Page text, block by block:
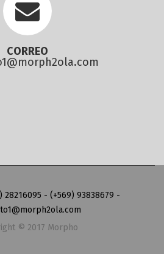
CORREO
28216095 - (+569) 93838679 -
© 2017 Morpho